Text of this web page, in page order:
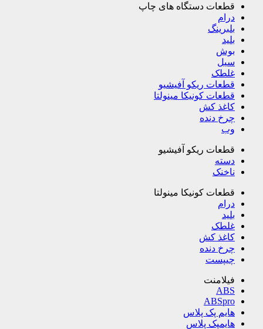
قطعات دستگاه های چاپ
درام
بلبرینگ
بلید
بوش
سیل
غلطک
قطعات ریکو آفیشیو
قطعات کونیکا مینولتا
کاغذ کش
چرخ دنده
وب
قطعات ریکو آفیشیو
دسته
ناخنک
قطعات کونیکا مینولتا
درام
بلید
غلطک
کاغذ کش
چرخ دنده
چیپست
فیلامنت
ABS
ABSpro
هایم پک پلاس
هایمپک پلاس